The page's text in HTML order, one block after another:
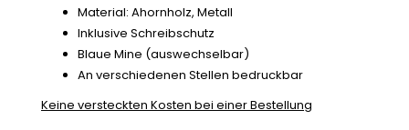
Material: Ahornholz, Metall
Inklusive Schreibschutz
Blaue Mine (auswechselbar)
An verschiedenen Stellen bedruckbar
Keine versteckten Kosten bei einer Bestellung